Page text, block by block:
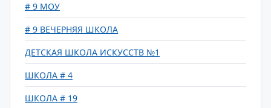
# 9 МОУ
# 9 ВЕЧЕРНЯЯ ШКОЛА
ДЕТСКАЯ ШКОЛА ИСКУССТВ №1
ШКОЛА # 4
ШКОЛА # 19